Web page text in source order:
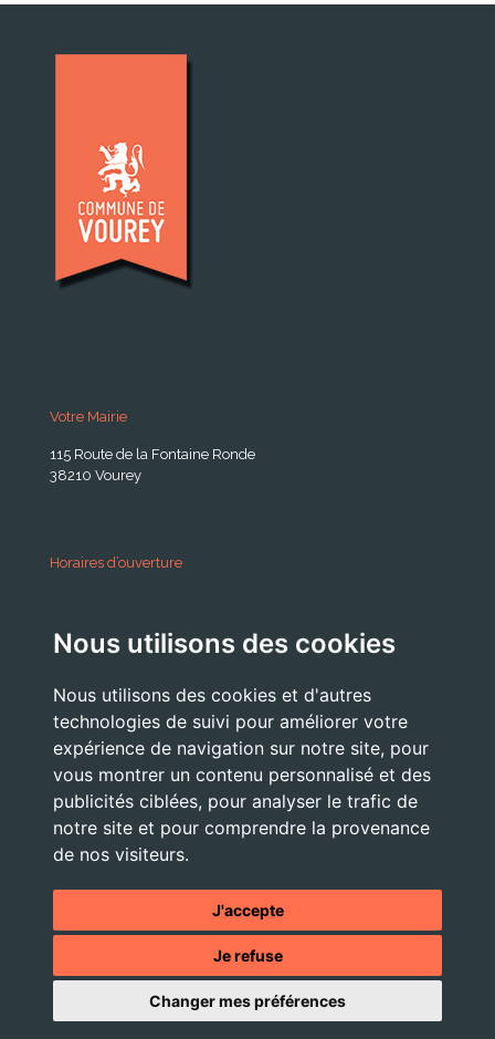
Nous utilisons des cookies
Nous utilisons des cookies et d'autres
technologies de suivi pour améliorer votre
expérience de navigation sur notre site, pour
vous montrer un contenu personnalisé et des
publicités ciblées, pour analyser le trafic de
notre site et pour comprendre la provenance
de nos visiteurs.
J'accepte
Je refuse
Changer mes préférences
Votre Mairie
115 Route de la Fontaine Ronde
38210 Vourey
Horaires d’ouverture
Lundi . Mardi : 10h 12h /16h 18h30
Jeudi . Vendredi : 13h30 / 17h
Nous Contacter
accueil@commune-vourey.fr
© 2026 - Tous droits réservés -Mentions légales- Site réalisé
agence web OXIWIZ située dans le Pays Voironnais